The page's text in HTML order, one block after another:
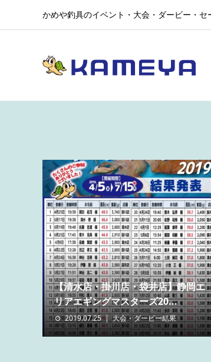
かめや釣具のイベント・大会・ダービー・セ
【清水店・掛川店・袋井店】静岡エ
リアエギングマスターズ20...
2019.07.25 大会・ダービー結果